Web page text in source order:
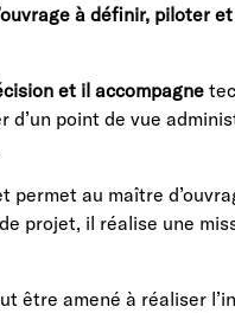
à définir, piloter
et il accompagne
d’un point de vue
au maître
projet, il réalise une
être amené à réaliser